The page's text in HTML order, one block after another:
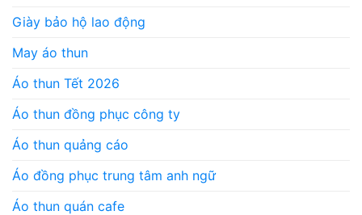
Giày bảo hộ lao động
May áo thun
Áo thun Tết 2026
Áo thun đồng phục công ty
Áo thun quảng cáo
Áo đồng phục trung tâm anh ngữ
Áo thun quán cafe